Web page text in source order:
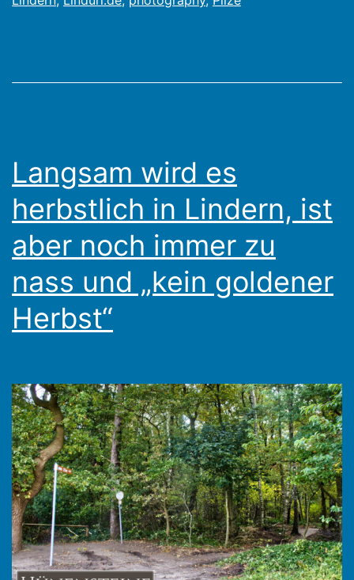
Langsam wird es
herbstlich in Lindern, ist
aber noch immer zu
nass und „kein goldener
Herbst“